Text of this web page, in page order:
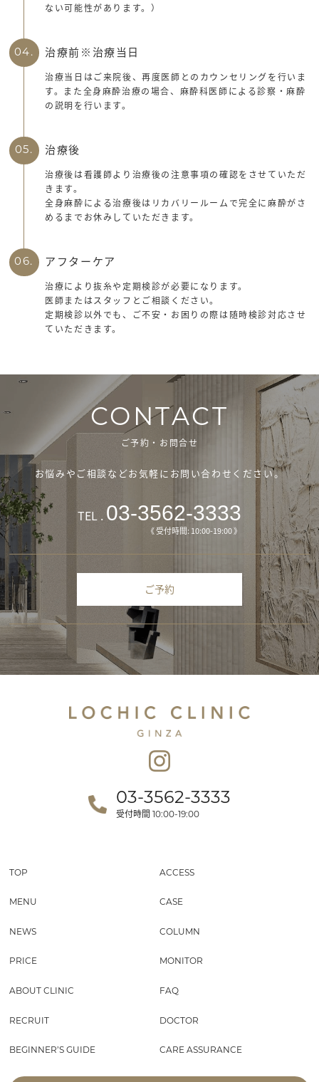
ない可能性があります。）
04. 治療前※治療当日
治療当日はご来院後、再度医師とのカウンセリングを行いま
す。また全身麻酔治療の場合、麻酔科医師による診察・麻酔
の説明を行います。
05. 治療後
治療後は看護師より治療後の注意事項の確認をさせていただ
きます。
全身麻酔による治療後はリカバリールームで完全に麻酔がさ
めるまでお休みしていただきます。
06. アフターケア
治療により抜糸や定期検診が必要になります。
医師またはスタッフとご相談ください。
定期検診以外でも、ご不安・お困りの際は随時検診対応させ
ていただきます。
CONTACT
ご予約・お問合せ
お悩みやご相談などお気軽にお問い合わせください。
TEL . 03-3562-3333
《 受付時間: 10:00-19:00 》
ご予約
03-3562-3333
受付時間 10:00-19:00
TOP ACCESS
MENU CASE
NEWS COLUMN
PRICE MONITOR
ABOUT CLINIC FAQ
RECRUIT DOCTOR
BEGINNER’S GUIDE CARE ASSURANCE